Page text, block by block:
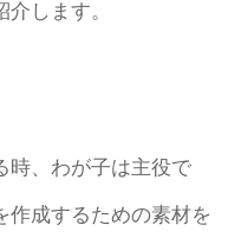
します。
時、わが子は主役で
作成するための素材を